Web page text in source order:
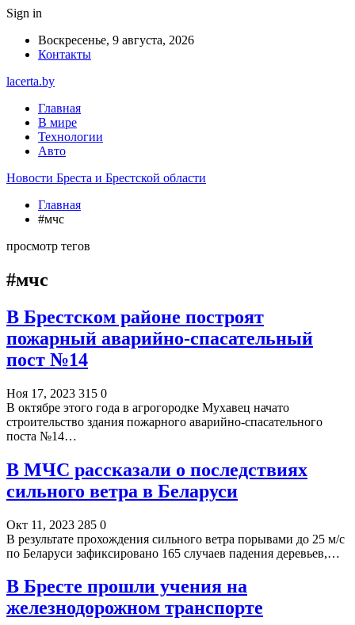
Sign in
Воскресенье, 9 августа, 2026
Контакты
lacerta.by
Главная
В мире
Технологии
Авто
Новости Бреста и Брестской области
Главная
#мчс
просмотр тегов
#мчс
В Брестском районе построят
пожарный аварийно-спасательный
пост №14
Ноя 17, 2023 315 0
В октябре этого года в агрогородке Мухавец начато
строительство здания пожарного аварийно-спасательного
поста №14…
В МЧС рассказали о последствиях
сильного ветра в Беларуси
Окт 11, 2023 285 0
В результате прохождения сильного ветра порывами до 25 м/с
по Беларуси зафиксировано 165 случаев падения деревьев,…
В Бресте прошли учения на
железнодорожном транспорте